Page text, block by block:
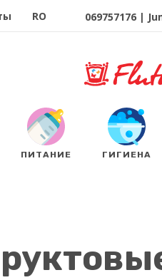
RO 069757176 |
ПИТАНИЕ ГИГИЕНА